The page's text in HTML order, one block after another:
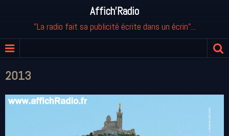
Affich'Radio
"La radio fait sa publicité écrite dans un écrin"...
2013